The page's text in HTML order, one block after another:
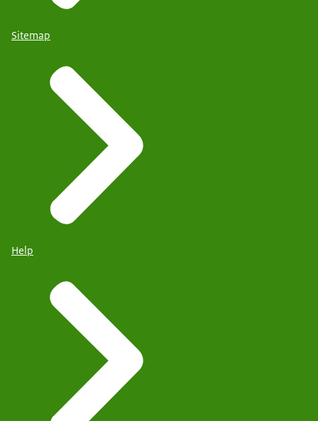
Sitemap
Help